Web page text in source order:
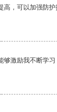
高，可以加强防
够激励我不断学